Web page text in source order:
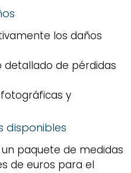
los daños
detallado de pérdidas
y
disponibles
paquete de medidas
de euros para el